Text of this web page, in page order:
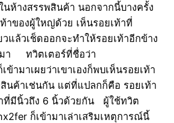
ห้างสรรพสินค้า นอกจากนี้บางครั้ง
าของผู้ใหญ่ด้วย เห็นรอยเท้าที่
วแล้วเช็ดออกจะทำให้รอยเท้าอีกข้าง
า ทวิตเตอร์ที่ชื่อว่า
ข้ามาเผยว่าเขาเองก็พบเห็นรอยเท้า
นค้าเช่นกัน แต่ที่แปลกก็คือ รอยเท้า
ที่มีนิ้วถึง 6 นิ้วด้วยกัน ผู้ใช้ทวิต
ก็เข้ามาเล่าเสริมเหตุการณ์นี้